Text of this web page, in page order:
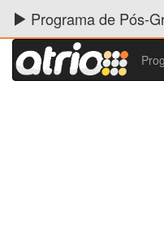
Programa de Pós-